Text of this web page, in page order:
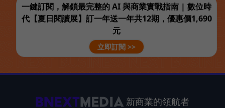
一鍵訂閱，解鎖最完整的 AI 與商業實戰指南 | 數位時
代【夏日閱讀展】訂一年送一年共12期，優惠價1,690
元
立即訂閱 >>
新商業的領航者